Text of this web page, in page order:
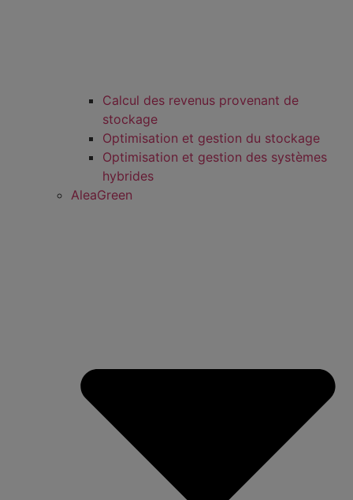
Calcul des revenus provenant de
stockage
Optimisation et gestion du stockage
Optimisation et gestion des systèmes
hybrides
AleaGreen